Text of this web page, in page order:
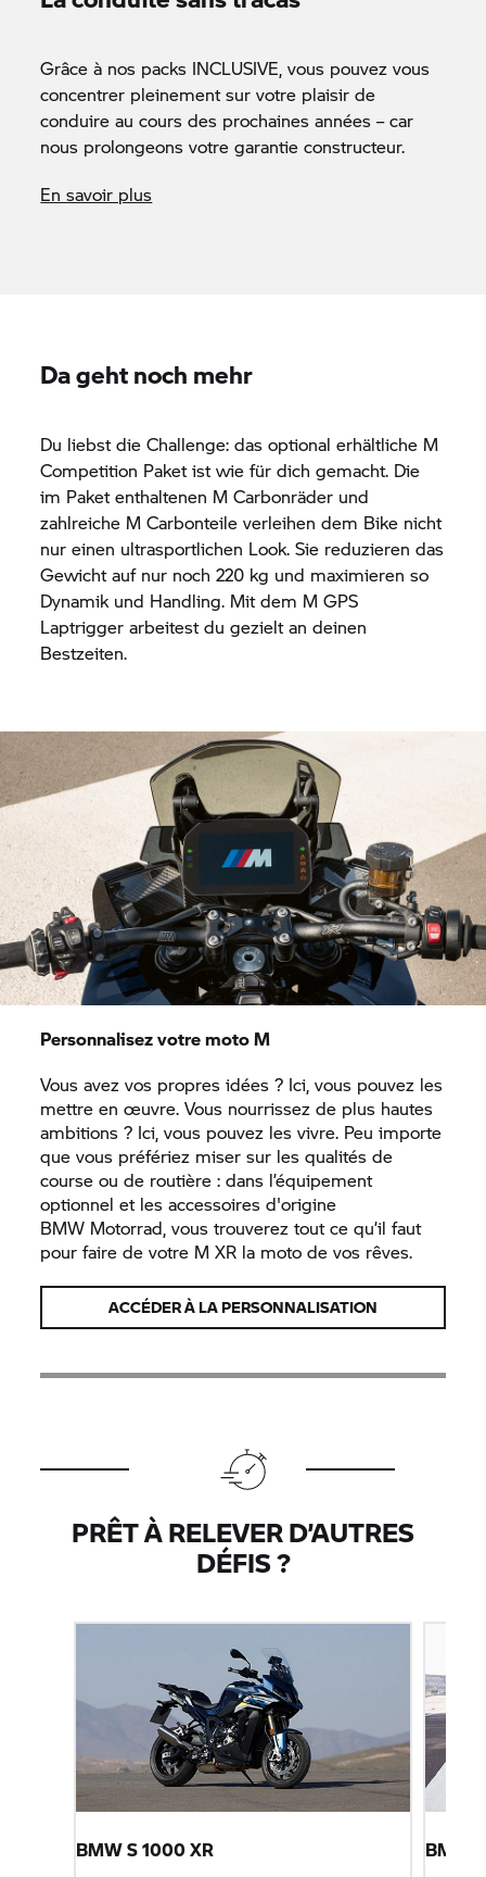
Grâce à nos packs INCLUSIVE, vous pouvez vous
concentrer pleinement sur votre plaisir de
conduire au cours des prochaines années – car
nous prolongeons votre garantie constructeur.
En savoir plus
Da geht noch mehr
Du liebst die Challenge: das optional erhältliche M
Competition Paket ist wie für dich gemacht. Die
im Paket enthaltenen M Carbonräder und
zahlreiche M Carbonteile verleihen dem Bike nicht
nur einen ultrasportlichen Look. Sie reduzieren das
Gewicht auf nur noch 220 kg und maximieren so
Dynamik und Handling. Mit dem M GPS
Laptrigger arbeitest du gezielt an deinen
Bestzeiten.
Personnalisez votre moto M
Vous avez vos propres idées ? Ici, vous pouvez les
mettre en œuvre. Vous nourrissez de plus hautes
ambitions ? Ici, vous pouvez les vivre. Peu importe
que vous préfériez miser sur les qualités de
course ou de routière : dans l’équipement
optionnel et les accessoires d'origine
BMW Motorrad, vous trouverez tout ce qu’il faut
pour faire de votre M XR la moto de vos rêves.
ACCÉDER À LA PERSONNALISATION
PRÊT À RELEVER D’AUTRES
DÉFIS ?
BMWS 1000 XR
BMW